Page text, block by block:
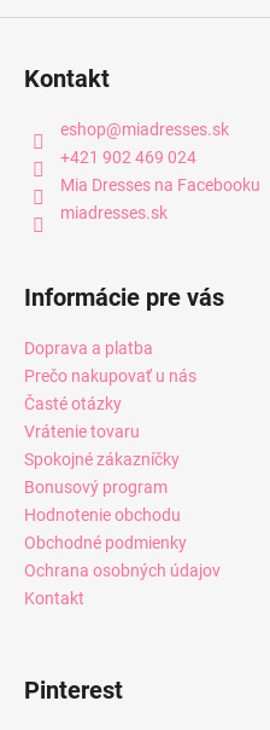
Kontakt
eshop@miadresses.sk
+421 902 469 024
Mia Dresses na Facebooku
miadresses.sk
Informácie pre vás
Doprava a platba
Prečo nakupovať u nás
Časté otázky
Vrátenie tovaru
Spokojné zákazníčky
Bonusový program
Hodnotenie obchodu
Obchodné podmienky
Ochrana osobných údajov
Kontakt
Pinterest